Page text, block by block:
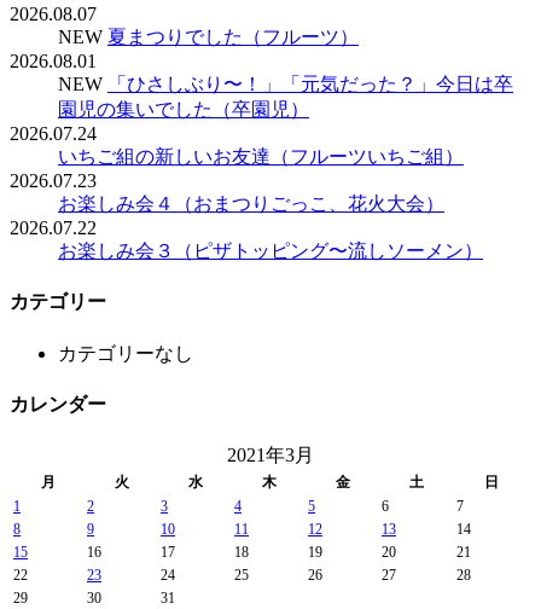
2026.08.07
NEW 夏まつりでした（フルーツ）
2026.08.01
NEW
「ひさしぶり〜！」「元気だった？」今日は卒
園児の集いでした（卒園児）
2026.07.24
いちご組の新しいお友達（フルーツいちご組）
2026.07.23
お楽しみ会４（おまつりごっこ、花火大会）
2026.07.22
お楽しみ会３（ピザトッピング〜流しソーメン）
カテゴリー
カテゴリーなし
カレンダー
2021年3月
月 火 水 木 金 土
日
1
2 3 4 5 6
7
8
9 10 11 12 13
14
15
16 17 18 19 20
21
22
23 24 25 26 27
28
29
30 31